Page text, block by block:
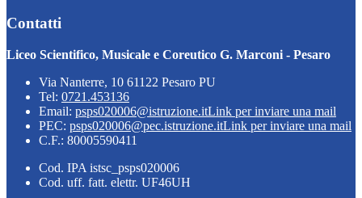
Contatti
Liceo Scientifico, Musicale e Coreutico G. Marconi - Pesaro
Via Nanterre, 10 61122 Pesaro PU
Tel: 0721.453136
Email: psps020006@istruzione.itLink per inviare una mail
PEC: psps020006@pec.istruzione.itLink per inviare una mail
C.F.: 80005590411
Cod. IPA istsc_psps020006
Cod. uff. fatt. elettr. UF46UH